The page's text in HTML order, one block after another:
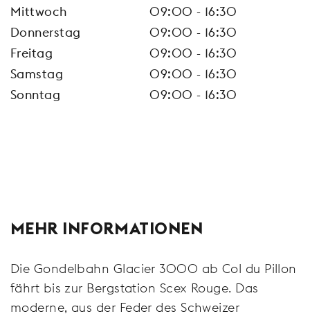
Mittwoch
09:00 - 16:30
Donnerstag
09:00 - 16:30
Freitag
09:00 - 16:30
Samstag
09:00 - 16:30
Sonntag
09:00 - 16:30
MEHR INFORMATIONEN
Die Gondelbahn Glacier 3000 ab Col du Pillon
fährt bis zur Bergstation Scex Rouge. Das
moderne, aus der Feder des Schweizer